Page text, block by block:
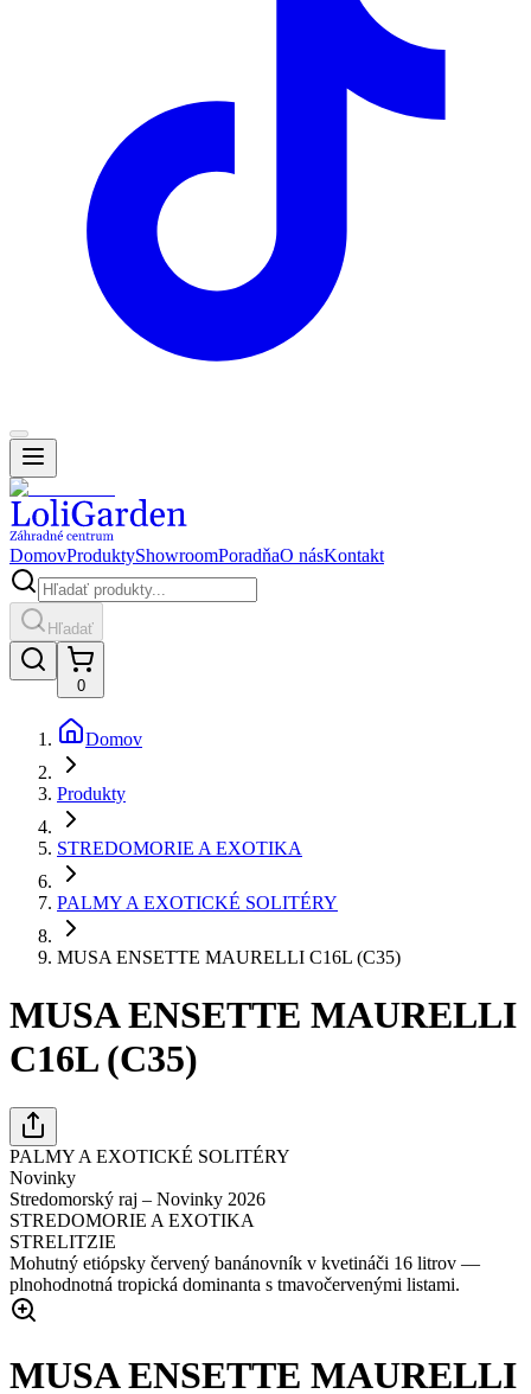
DomovProduktyShowroomPoradňaO násKontakt
Hľadať
0
Domov
Produkty
STREDOMORIE A EXOTIKA
PALMY A EXOTICKÉ SOLITÉRY
MUSA ENSETTE MAURELLI C16L (C35)
MUSA ENSETTE MAURELLI
C16L (C35)
PALMY A EXOTICKÉ SOLITÉRY
Novinky
Stredomorský raj – Novinky 2026
STREDOMORIE A EXOTIKA
STRELITZIE
Mohutný etiópsky červený banánovník v kvetináči 16 litrov —
plnohodnotná tropická dominanta s tmavočervenými listami.
MUSA ENSETTE MAURELLI